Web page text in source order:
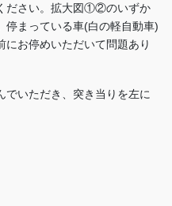
ださい。拡大図①②のいずか
停まっている車(白の軽自動車)
にお停めいただいて問題あり
でいただき、突き当りを左に